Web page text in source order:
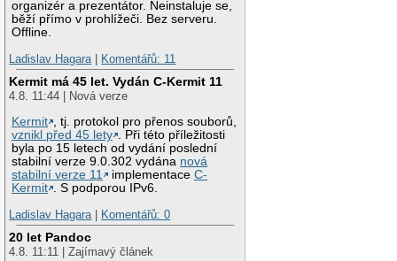
organizér a prezentátor. Neinstaluje se,
běží přímo v prohlížeči. Bez serveru.
Offline.
Ladislav Hagara | Komentářů: 11
Kermit má 45 let. Vydán C-Kermit 11
4.8. 11:44 | Nová verze
Kermit , tj. protokol pro přenos souborů,
vznikl před 45 lety . Při této příležitosti
byla po 15 letech od vydání poslední
stabilní verze 9.0.302 vydána nová
stabilní verze 11
implementaceC-
Kermit . S podporou IPv6.
Ladislav Hagara | Komentářů: 0
20 let Pandoc
4.8. 11:11 | Zajímavý článek